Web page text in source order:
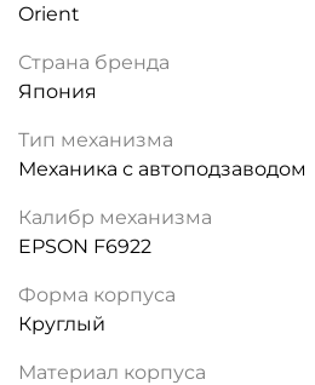
Orient
Страна бренда
Япония
Тип механизма
Механика с автоподзаводом
Калибр механизма
EPSON F6922
Форма корпуса
Круглый
Материал корпуса